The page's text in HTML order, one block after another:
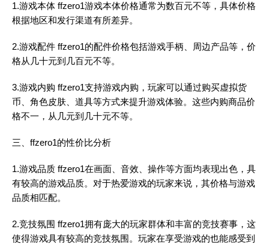
1.游戏本体 ffzero1游戏本体价格通常为数百元不等，具体价格
根据地区和发行渠道有所差异。
2.游戏配件 ffzero1的配件价格包括游戏手柄、周边产品等，价
格从几十元到几百元不等。
3.游戏内购 ffzero1支持游戏内购，玩家可以通过购买虚拟货
币、角色皮肤、道具等方式来提升游戏体验。这些内购商品价
格不一，从几元到几十元不等。
三、ffzero1的性价比分析
1.游戏品质 ffzero1在画面、音效、操作等方面均表现出色，具
有较高的游戏品质。对于热爱游戏的玩家来说，其价格与游戏
品质相匹配。
2.竞技氛围 ffzero1拥有庞大的玩家群体和丰富的竞技赛事，这
使得游戏具有较高的竞技氛围。玩家在享受游戏的也能感受到